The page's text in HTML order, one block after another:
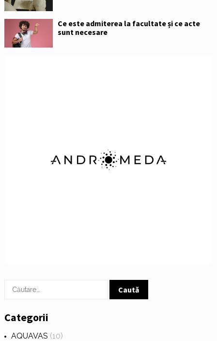
Ce este admiterea la facultate și ce acte
sunt necesare
Caută
Categorii
AQUAVAS (10)